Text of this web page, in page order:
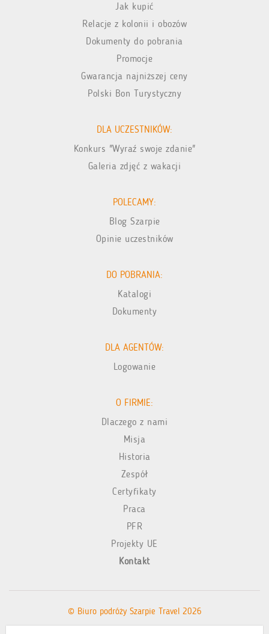
Jak kupić
Relacje z kolonii i obozów
Dokumenty do pobrania
Promocje
Gwarancja najniższej ceny
Polski Bon Turystyczny
DLA UCZESTNIKÓW:
Konkurs "Wyraź swoje zdanie"
Galeria zdjęć z wakacji
POLECAMY:
Blog Szarpie
Opinie uczestników
DO POBRANIA:
Katalogi
Dokumenty
DLA AGENTÓW:
Logowanie
O FIRMIE:
Dlaczego z nami
Misja
Historia
Zespół
Certyfikaty
Praca
PFR
Projekty UE
Kontakt
© Biuro podróży Szarpie Travel 2026